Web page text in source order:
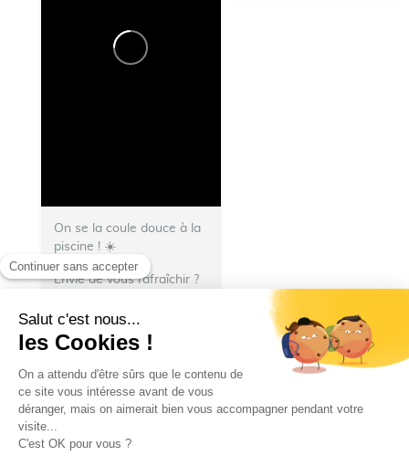
On se la coule douce à la
piscine ! ☀️
Envie de vous rafraîchir ?
nautique Henri
Deschamps !
🏊 Bassin
olympique, piscine à
vagues, pentagliss, jeux
d’extérieur, espace...